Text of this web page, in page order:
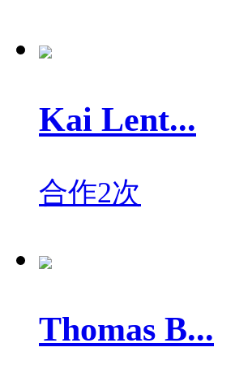
Kai Lent...
合作2次
Thomas B...